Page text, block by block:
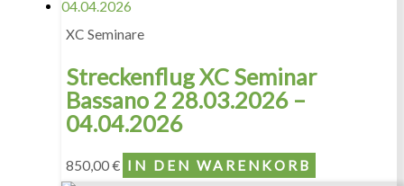
XC Seminare
Streckenflug XC Seminar
Bassano 2 28.03.2026 –
04.04.2026
850,00€ IN DEN WARENKORB